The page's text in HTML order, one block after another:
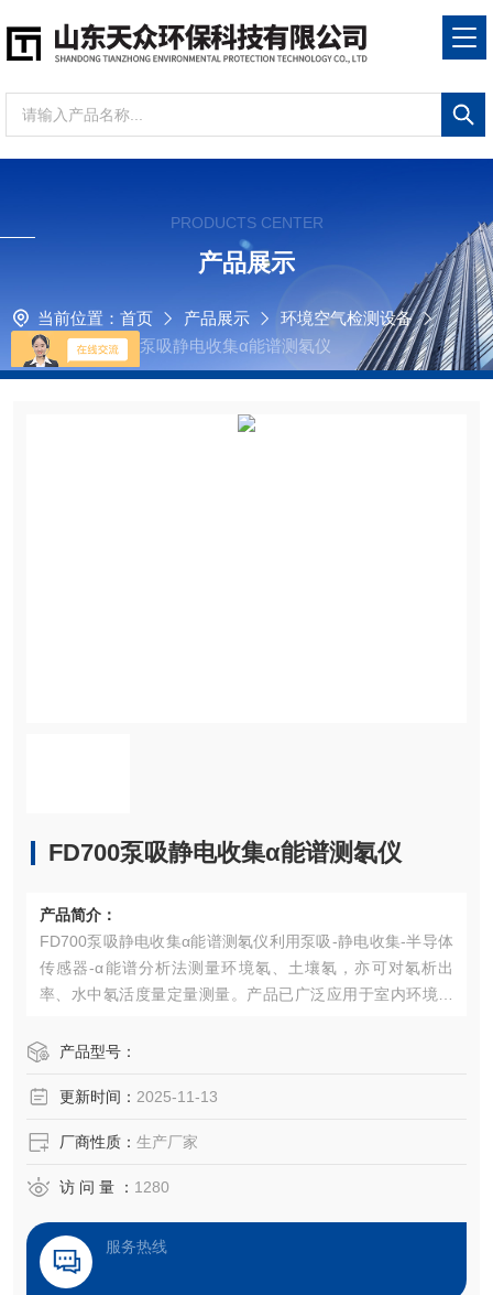
PRODUCTS CENTER
产品展示
当前位置： 首页 产品展示
环境空气检测设备
测氡仪
FD700泵吸静电收集α能谱测氡仪
FD700泵吸静电收集α能谱测氡仪
产品简介：
FD700泵吸静电收集α能谱测氡仪利用泵吸-静电收集-半导体
传感器-α能谱分析法测量环境氡、土壤氡，亦可对氡析出
率、水中氡活度量定量测量。产品已广泛应用于室内环境检
测、辐射剂量评价、地震预报及教学等领域。
产品型号：
更新时间： 2025-11-13
厂商性质： 生产厂家
访 问 量 ： 1280
服务热线